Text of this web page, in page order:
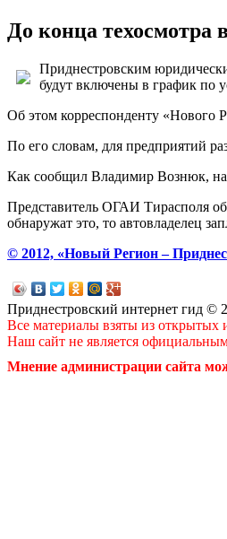
До конца техосмотра
Приднестровским
будут включены в график по
Об этом корреспонденту «Нового
По его словам, для предприятий
Как сообщил Владимир Вознюк, на
Представитель ОГАИ Тирасполя
обнаружат это, то автовладелец
© 2012, «Новый Регион –
Приднестровский интернет гид ©
Все материалы взяты из открытых
Наш сайт не является
Мнение администрации сайта